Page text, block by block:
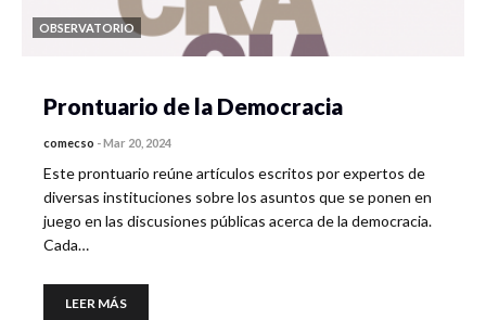
OBSERVATORIO
Prontuario de la Democracia
comecso -Mar 20, 2024
Este prontuario reúne artículos escritos por expertos de
diversas instituciones sobre los asuntos que se ponen en
juego en las discusiones públicas acerca de la democracia.
Cada…
LEER MÁS